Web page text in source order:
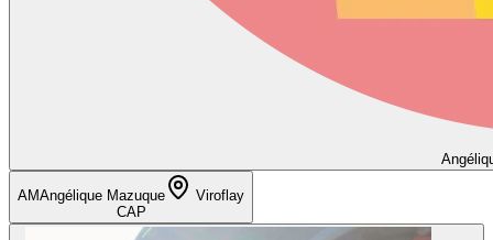
AMAngélique Mazuque
Viroflay
CAP